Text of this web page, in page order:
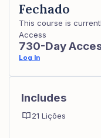
Fechado
This course is
Access
730-Day
Log In
Includes
21 Lições